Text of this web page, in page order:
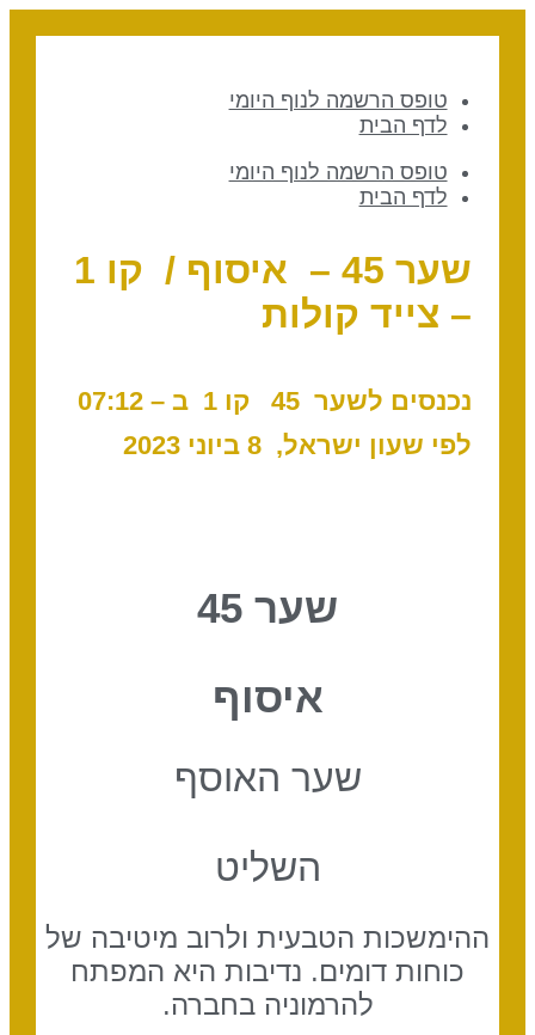
טופס הרשמה לנוף היומי
לדף הבית
טופס הרשמה לנוף היומי
לדף הבית
שער 45 – איסוף / קו 1
– צייד קולות
נכנסים לשער 45 ק ו 1 ב – 07
:12
לפי שעון ישראל, 8 ביוני 2023
שער 45
איסוף
שער האוסף
השליט
ההימשכות הטבעית ולרוב מיטיבה של
כוחות דומים. נדיבות היא המפתח
להרמוניה בחברה.